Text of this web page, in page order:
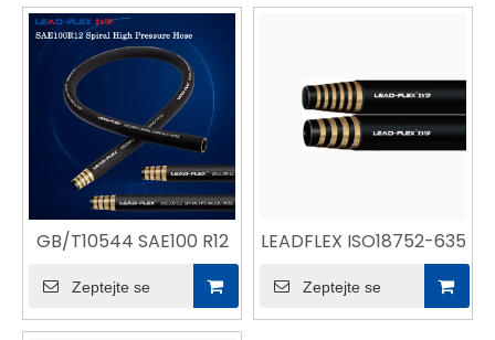
GB/T10544 SAE100 R12
Zeptejte se
LEADFLEX ISO18752-635
Zeptejte se